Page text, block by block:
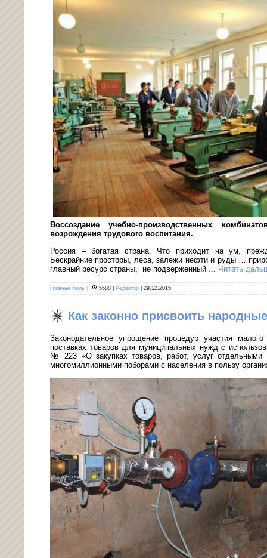
Воссоздание учебно-производственных
возрождения трудового воспитания.
Россия – богатая страна. Что приходит на ум,
Бескрайние просторы, леса, залежи нефти и руды …
главный ресурс страны, не подверженный
Читать
Главные темы 5588 Редактор 29.12.2015
Как законно присвоить
Законодательное упрощение процедур участия
поставках товаров для муниципальных нужд с
№ 223 «О закупках товаров, работ, услуг отдельными
многомиллионными поборами с населения в пользу